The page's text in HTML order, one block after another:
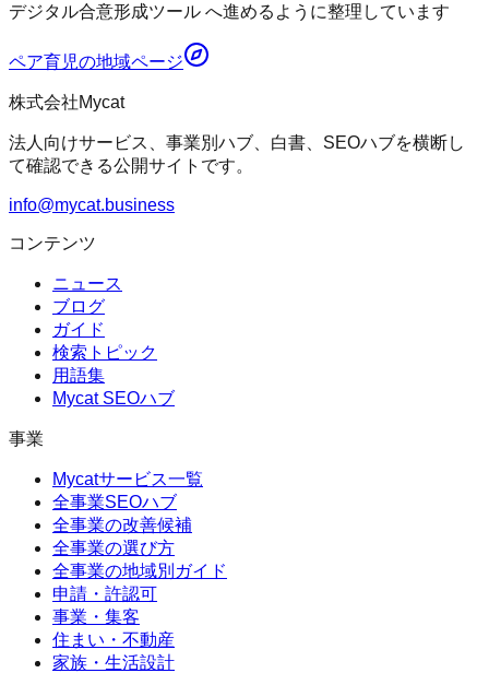
デジタル合意形成ツール へ進めるように整理しています
ペア育児の地域ページ
株式会社Mycat
法人向けサービス、事業別ハブ、白書、SEOハブを横断し
て確認できる公開サイトです。
info@mycat.business
コンテンツ
ニュース
ブログ
ガイド
検索トピック
用語集
Mycat SEOハブ
事業
Mycatサービス一覧
全事業SEOハブ
全事業の改善候補
全事業の選び方
全事業の地域別ガイド
申請・許認可
事業・集客
住まい・不動産
家族・生活設計